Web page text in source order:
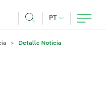
PT IDIOMA ATUAL,
Detalle Notícia